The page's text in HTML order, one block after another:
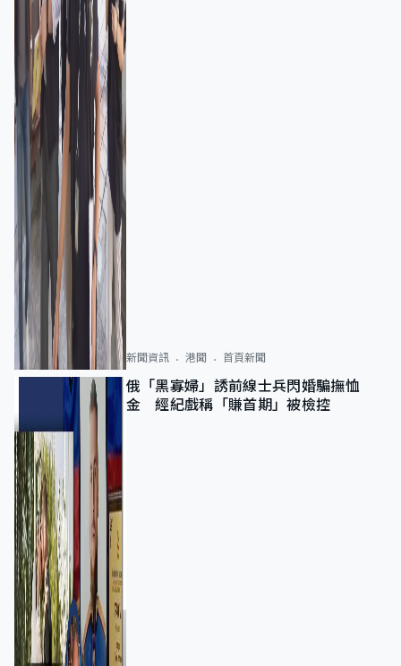
新聞資訊 港聞 首頁新聞
俄「黑寡婦」誘前線士兵閃婚騙撫恤
金 經紀戲稱「賺首期」被檢控